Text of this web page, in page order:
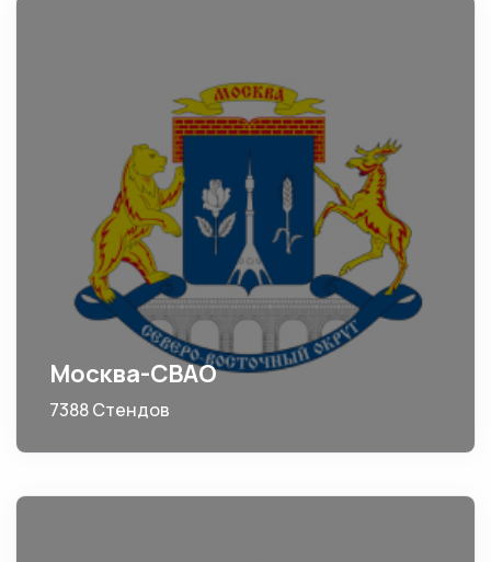
Москва-СВАО
7388 Стендов